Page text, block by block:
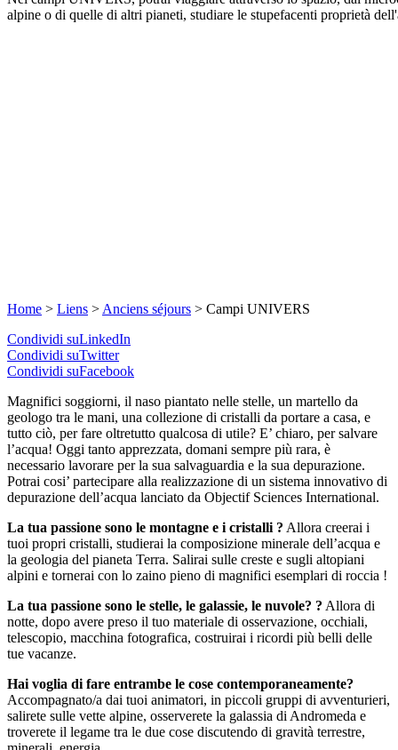
alpine o di quelle di altri pianeti, studiare le stupefacenti proprietà
Home > Liens > Anciens séjours > Campi UNIVERS
Condividi suLinkedIn
Condividi suTwitter
Condividi suFacebook
Magnifici soggiorni, il naso piantato nelle stelle, un martello da
geologo tra le mani, una collezione di cristalli da portare a casa, e
tutto ciò, per fare oltretutto qualcosa di utile? E’ chiaro, per salvare
l’acqua! Oggi tanto apprezzata, domani sempre più rara, è
necessario lavorare per la sua salvaguardia e la sua depurazione.
Potrai cosi’ partecipare alla realizzazione di un sistema innovativo di
depurazione dell’acqua lanciato da Objectif Sciences International.
La tua passione sono le montagne e i cristalli ? Allora creerai i
tuoi propri cristalli, studierai la composizione minerale dell’acqua e
la geologia del pianeta Terra. Salirai sulle creste e sugli altopiani
alpini e tornerai con lo zaino pieno di magnifici esemplari di roccia !
La tua passione sono le stelle, le galassie, le nuvole? ? Allora di
notte, dopo avere preso il tuo materiale di osservazione, occhiali,
telescopio, macchina fotografica, costruirai i ricordi più belli delle
tue vacanze.
Hai voglia di fare entrambe le cose contemporaneamente?
Accompagnato/a dai tuoi animatori, in piccoli gruppi di avventurieri,
salirete sulle vette alpine, osserverete la galassia di Andromeda e
troverete il legame tra le due cose discutendo di gravità terrestre,